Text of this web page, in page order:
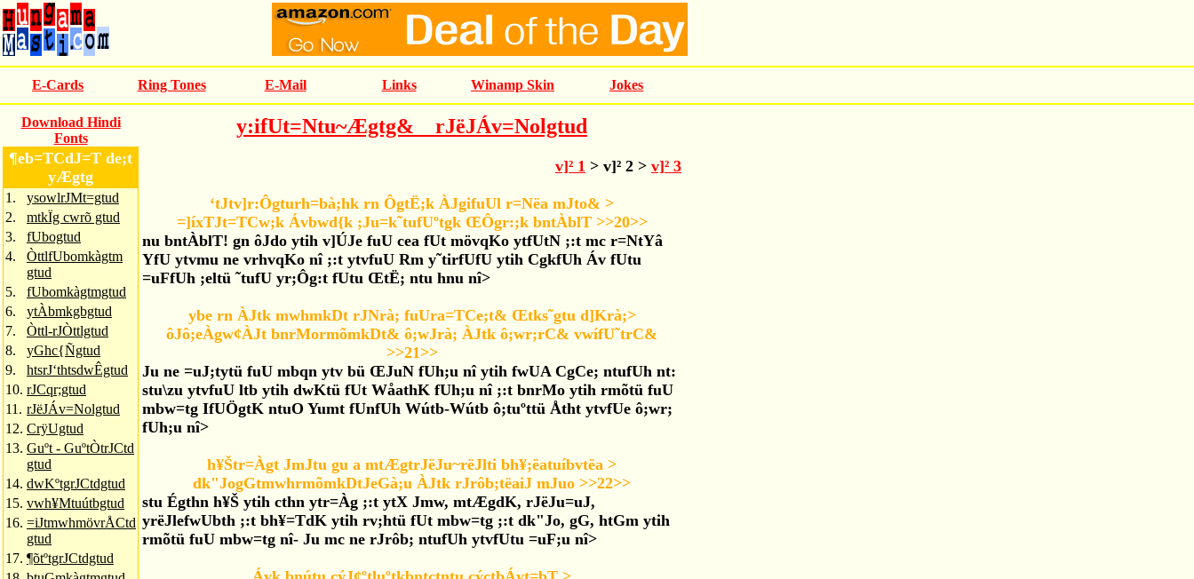
E-Cards Ring Tones E-Mail Links Winamp Skin Jokes
Download Hindi
Fonts
¶eb=TCdJ=T de;t
yÆgtg
1.
ysowlrJMt=gtud
2.
mtkÏg cwrõ gtud
3.
fUbogtud
4.
ÒttlfUbomkàgtm
gtud
5.
fUbomkàgtmgtud
6.
ytÀbmkgbgtud
7.
Òttl-rJÒttlgtud
8.
yGhc{Ñgtud
9.
htsrJ‘thtsdwÊgtud
10. rJCqr;gtud
11. rJëJÁv=Nolgtud
12. CrÿUgtud
13. Guºt - GuºtÒtrJCtd
gtud
14. dwKºtgrJCtdgtud
15. vwh¥Mtuútbgtud
16. =iJtmwhmövrÅCtd
gtud
17. ¶õtºtgrJCtdgtud
y:ifUt=Ntu~Ægtg& _ rJëJÁv=Nolgtud
v]² 1 > v]² 2 > v]² 3
‘tJtv]r:Ôgturh=bà;hk rn ÔgtË;k ÀJgifuUl r=Nëa mJto& >
=]íxTJt=TCw;k Ávbwd{k ;Ju=k˜tufUºtgk ŒÔgr:;k bntÀblT >>20>>
nu bntÀblT! gn ôJdo ytih v]ÚJe fuU cea fUt mövqKo ytfUtN ;:t mc r=NtYâ
YfU ytvmu ne vrhvqKo nî ;:t ytvfuU Rm y˜tirfUfU ytih CgkfUh Áv fUtu
=uFfUh ;eltü ˜tufU yr;Ôg:t fUtu ŒtË; ntu hnu nî>
ybe rn ÀJtk mwhmkDt rJNrà; fuUra=TCe;t& Œtks˜gtu d]Krà;>
ôJô;eÀgw¢ÀJt bnrMormõmkDt& ô;wJrà; ÀJtk ô;wr;rC& vwífU˜trC&
>>21>>
Ju ne =uJ;tytü fuU mbqn ytv bü ŒJuN fUh;u nî ytih fwUA CgCe; ntufUh nt:
stu\zu ytvfuU ltb ytih dwKtü fUt WåathK fUh;u nî ;:t bnrMo ytih rmõtü fuU
mbw=tg IfUÖgtK ntuO Yumt fUnfUh Wútb-Wútb ô;tuºttü Åtht ytvfUe ô;wr;
fUh;u nî>
h¥Štr=Àgt JmJtu gu a mtÆgtrJëJu~rëJlti bh¥;ëatuíbvtëa >
dk"JogGtmwhrmõmkDtJeGà;u ÀJtk rJrôb;tëaiJ mJuo >>22>>
stu Égthn h¥Š ytih cthn ytr=Àg ;:t ytX Jmw, mtÆgdK, rJëJu=uJ,
yrëJlefwUbth ;:t bh¥=TdK ytih rv;htü fUt mbw=tg ;:t dk"Jo, gG, htGm ytih
rmõtü fuU mbw=tg nî- Ju mc ne rJrôb; ntufUh ytvfUtu =uF;u nî>